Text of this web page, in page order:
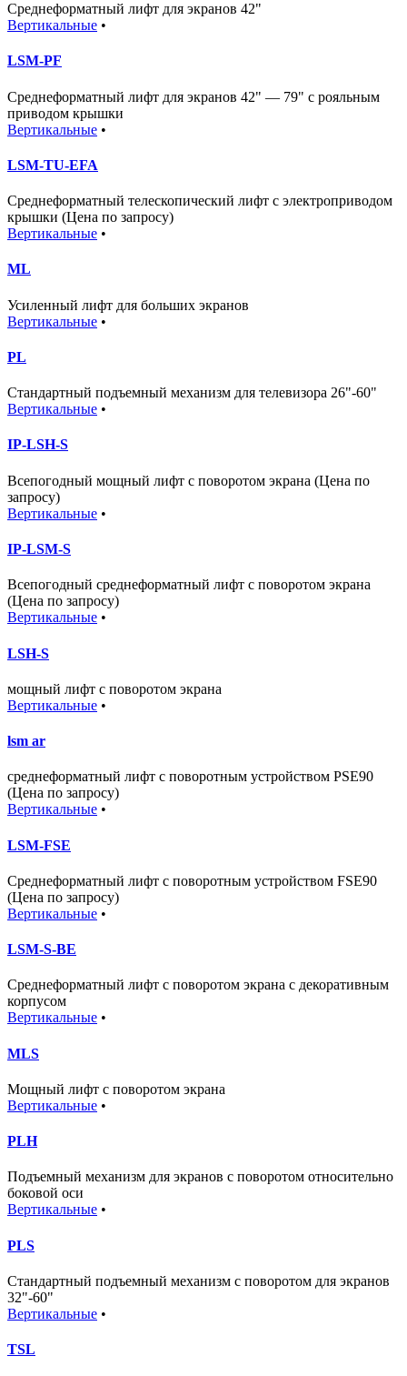
Среднеформатный лифт для экранов 42"
Вертикальные •
LSM-PF
Среднеформатный лифт для экранов 42" — 79" с рояльным
приводом крышки
Вертикальные •
LSM-TU-EFA
Среднеформатный телескопический лифт с электроприводом
крышки (Цена по запросу)
Вертикальные •
ML
Усиленный лифт для больших экранов
Вертикальные •
PL
Стандартный подъемный механизм для телевизора 26"-60"
Вертикальные •
IP-LSH-S
Всепогодный мощный лифт с поворотом экрана (Цена по
запросу)
Вертикальные •
IP-LSM-S
Всепогодный среднеформатный лифт с поворотом экрана
(Цена по запросу)
Вертикальные •
LSH-S
мощный лифт с поворотом экрана
Вертикальные •
lsm ar
среднеформатный лифт с поворотным устройством PSE90
(Цена по запросу)
Вертикальные •
LSM-FSE
Среднеформатный лифт с поворотным устройством FSE90
(Цена по запросу)
Вертикальные •
LSM-S-BE
Среднеформатный лифт с поворотом экрана с декоративным
корпусом
Вертикальные •
MLS
Мощный лифт с поворотом экрана
Вертикальные •
PLH
Подъемный механизм для экранов с поворотом относительно
боковой оси
Вертикальные •
PLS
Стандартный подъемный механизм с поворотом для экранов
32"-60"
Вертикальные •
TSL